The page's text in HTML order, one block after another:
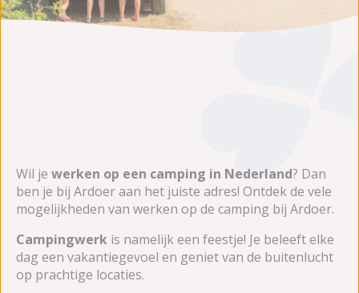
Wil je werken op een camping in Nederland? Dan
ben je bij Ardoer aan het juiste adres! Ontdek de vele
mogelijkheden van werken op de camping bij Ardoer.
Campingwerk is namelijk een feestje! Je beleeft elke
dag een vakantiegevoel en geniet van de buitenlucht
op prachtige locaties.